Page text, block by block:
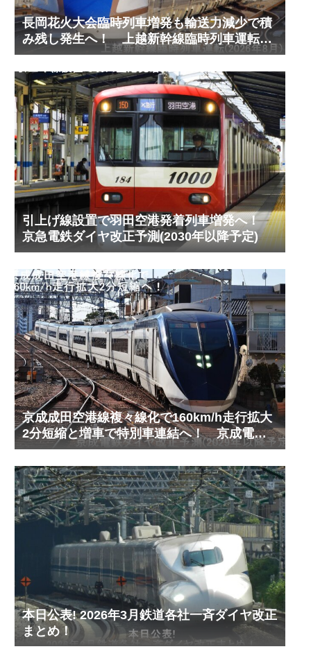
長岡花火大会臨時列車増発も輸送力減少で積
み残し発生へ！ 上越新幹線臨時列車運転
(2026年8月)
引上げ線設置で羽田空港発着列車増発へ！
京急電鉄ダイヤ改正予測(2030年以降予定)
京成成田空港線複々線化で160km/h走行拡大
2分短縮と増車で特別車連結へ！ 京成電鉄
ダイヤ改正予測(2029年以降予定)
本日公表! 2026年3月鉄道各社一斉ダイヤ改正
まとめ！